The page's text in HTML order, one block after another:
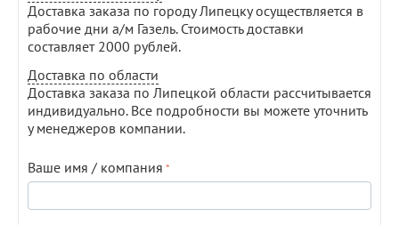
Доставка заказа по городу Липецку осуществляется в
рабочие дни а/м Газель. Стоимость доставки
составляет 2000 рублей.
Доставка по области
Доставка заказа по Липецкой области рассчитывается
индивидуально. Все подробности вы можете уточнить
у менеджеров компании.
Ваше имя / компания